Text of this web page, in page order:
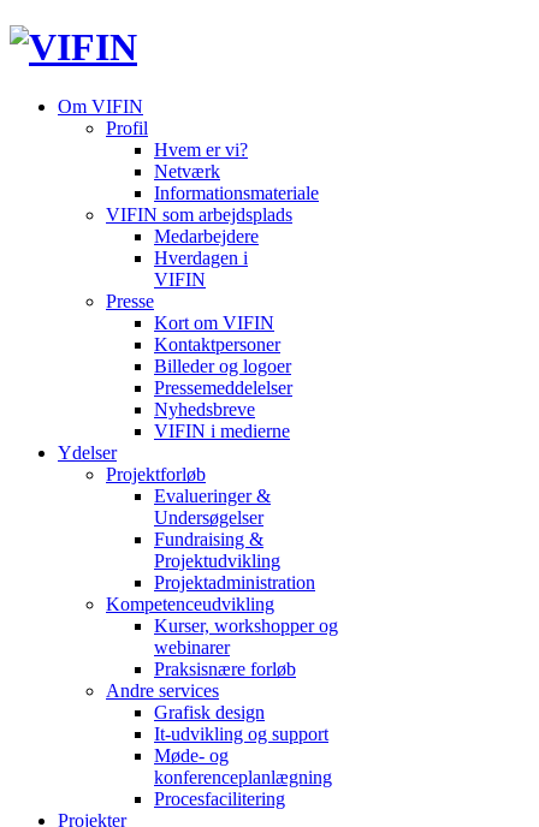
Om VIFIN
Profil
Hvem er vi?
Netværk
Informationsmateriale
VIFIN som arbejdsplads
Medarbejdere
Hverdagen i
VIFIN
Presse
Kort om VIFIN
Kontaktpersoner
Billeder og logoer
Pressemeddelelser
Nyhedsbreve
VIFIN i medierne
Ydelser
Projektforløb
Evalueringer &
Undersøgelser
Fundraising &
Projektudvikling
Projektadministration
Kompetenceudvikling
Kurser, workshopper og
webinarer
Praksisnære forløb
Andre services
Grafisk design
It-udvikling og support
Møde- og
konferenceplanlægning
Procesfacilitering
Projekter